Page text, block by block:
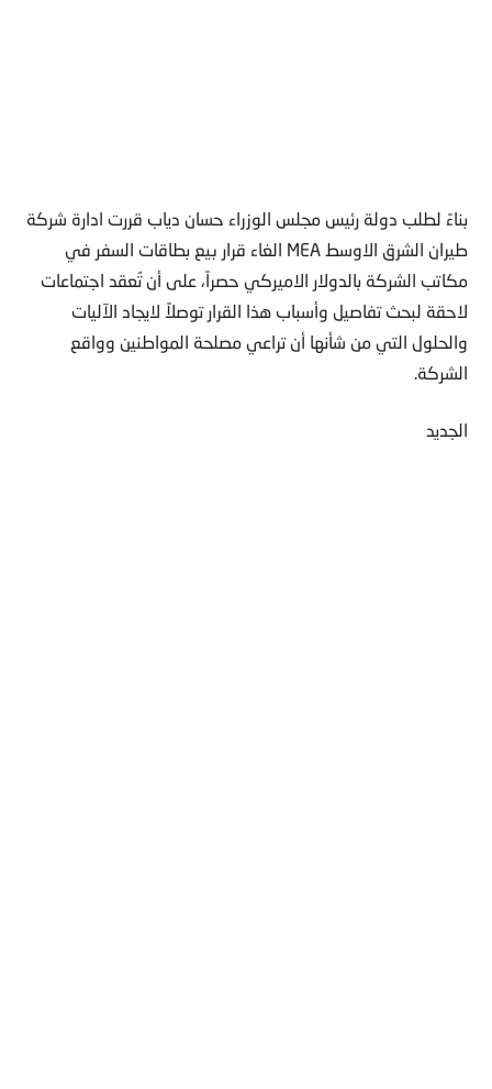
بناءً لطلب دولة رئيس مجلس الوزراء حسان دياب قررت ادارة شركة
طيران الشرق الاوسط MEA الغاء قرار بيع بطاقات السفر في
مكاتب الشركة بالدولار الاميركي حصراً، على أن تُعقد اجتماعات
لاحقة لبحث تفاصيل وأسباب هذا القرار توصلاً لايجاد الآليات
والحلول التي من شأنها أن تراعي مصلحة المواطنين وواقع
الشركة.
الجديد